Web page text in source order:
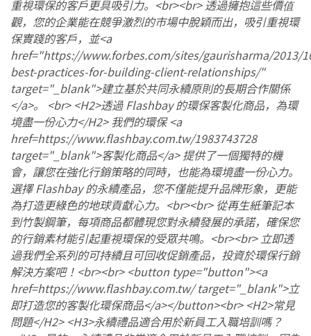
重視環保的客戶更具吸引力。<br><br> 透過擁抱這些價值
觀，您的企業能在競爭激烈的市場中脫穎而出，吸引重視環
保實踐的客戶，並<a
href="https://www.forbes.com/sites/gaurisharma/2013/
best-practices-for-building-client-relationships/"
target="_blank">建立基於共同永續原則的長期合作關係
</a>。 <br> <H2>透過 Flashbay 的環保客製化商品，為環
境盡一份心力</H2> 我們的環保 <a
href=https://www.flashbay.com.tw/1983743728
target="_blank">客製化商品</a> 提供了一個獨特的機
會，讓您在強化行銷策略的同時，也能為環境盡一份心力。
選擇 Flashbay 的永續產品，您不僅能提升品牌形象，更能
為打造更綠色的地球貢獻心力。<br><br> 從再生紙筆記本
到竹製鋼筆，每項商品都體現您對永續發展的承諾，確保您
的行銷素材能引起重視環保的受眾共鳴。<br><br> 立即透
過我們全系列的可持續且可回收促銷產品，投資於環保行銷
解決方案吧！<br><br> <button type="button"><a
href=https://www.flashbay.com.tw/ target="_blank">立
即打造您的客製化環保商品</a></button><br> <H2>常見
問題</H2> <H3>永續禮品適合用於新員工入職培訓嗎？